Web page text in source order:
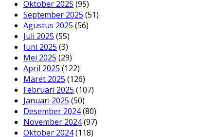
Oktober 2025 (95)
September 2025 (51)
Agustus 2025 (56)
Juli 2025 (55)
Juni 2025 (3)
Mei 2025 (29)
April 2025 (122)
Maret 2025 (126)
Februari 2025 (107)
Januari 2025 (50)
Desember 2024(80)
November 2024(97)
Oktober 2024(118)